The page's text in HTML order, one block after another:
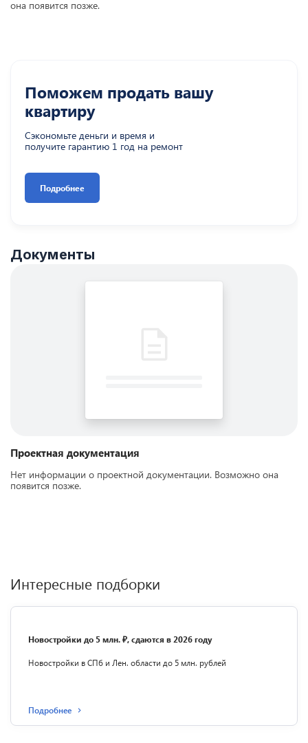
она появится позже.
Поможем продать вашу
квартиру
Сэкономьте деньги и время и
получите гарантию 1 год на ремонт
Подробнее
Документы
Проектная документация
Нет информации о проектной документации. Возможно она
появится позже.
Интересные подборки
Новостройки до 5 млн. ₽, сдаются в 2026 году
Новостройки в СПб и Лен. области до 5 млн. рублей
Подробнее